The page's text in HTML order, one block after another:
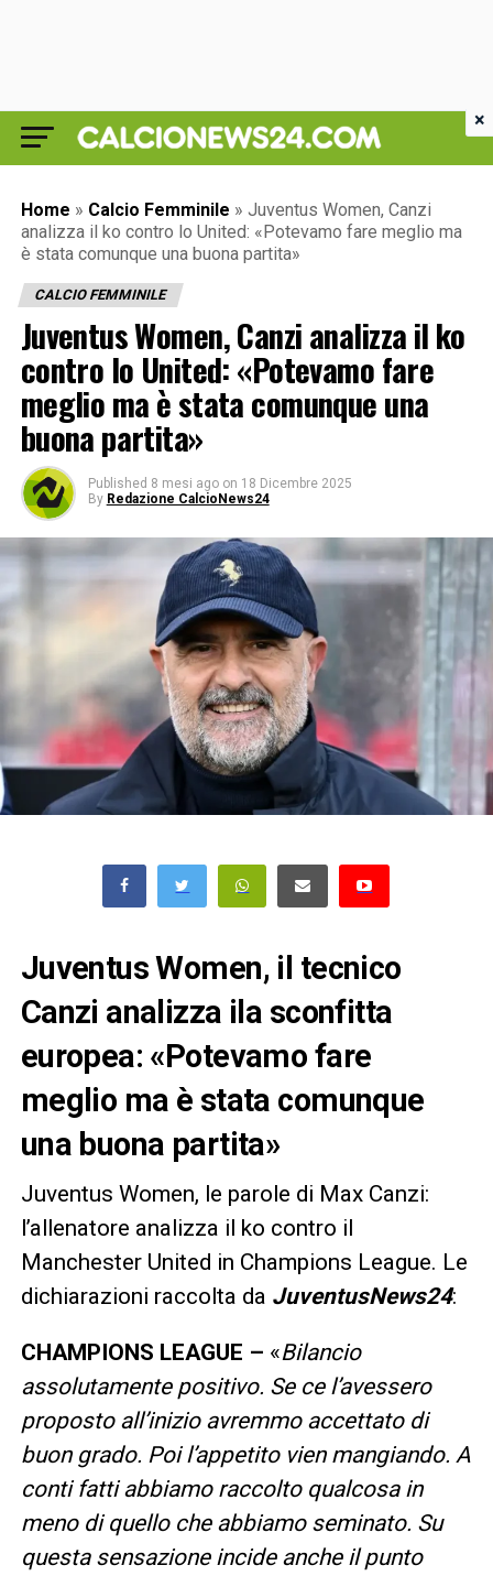
Home » Calcio Femminile » Juventus Women, Canzi
analizza il ko contro lo United: «Potevamo fare meglio ma
è stata comunque una buona partita»
CALCIO FEMMINILE
Juventus Women, Canzi analizza il ko
contro lo United: «Potevamo fare
meglio ma è stata comunque una
buona partita»
Published 8 mesi ago on 18 Dicembre 2025
By Redazione CalcioNews24
Juventus Women, il tecnico
Canzi analizza ila sconfitta
europea: «Potevamo fare
meglio ma è stata comunque
una buona partita»
Juventus Women, le parole di Max Canzi:
l’allenatore analizza il ko contro il
Manchester United in Champions League. Le
dichiarazioni raccolta da JuventusNews24:
CHAMPIONS LEAGUE – «Bilancio
assolutamente positivo. Se ce l’avessero
proposto all’inizio avremmo accettato di
buon grado. Poi l’appetito vien mangiando. A
conti fatti abbiamo raccolto qualcosa in
meno di quello che abbiamo seminato. Su
questa sensazione incide anche il punto
×